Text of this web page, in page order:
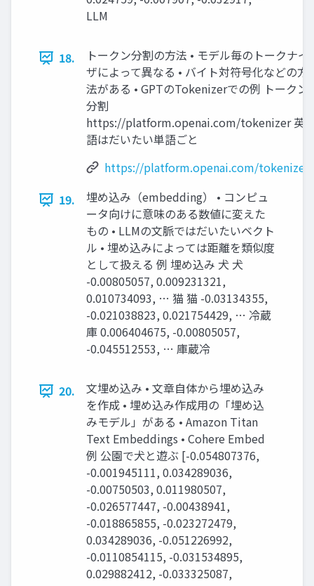
LLM
18.
トークン分割の方法 • モデル毎のトークナイ
ザによって異なる • バイト対符号化などの方
法がある • GPTのTokenizerでの例 トークン
分割
https://platform.openai.com/tokenizer 英
語はだいたい単語ごと
https://platform.openai.com/tokenizer
19.
埋め込み（embedding） • コンピュ
ータ向けに意味のある数値に変えた
もの • LLMの文脈ではだいたいベクト
ル • 埋め込みによっては距離を類似度
として扱える 例 埋め込み 犬 犬
-0.00805057, 0.009231321,
0.010734093, … 猫 猫 -0.03134355,
-0.021038823, 0.021754429, … 冷蔵
庫 0.006404675, -0.00805057,
-0.045512553, … 庫蔵冷
20.
文埋め込み • 文章自体から埋め込み
を作成 • 埋め込み作成用の「埋め込
みモデル」がある • Amazon Titan
Text Embeddings • Cohere Embed
例 公園で犬と遊ぶ [-0.054807376,
-0.001945111, 0.034289036,
-0.00750503, 0.011980507,
-0.026577447, -0.00438941,
-0.018865855, -0.023272479,
0.034289036, -0.051226992,
-0.0110854115, -0.031534895,
0.029882412, -0.033325087,